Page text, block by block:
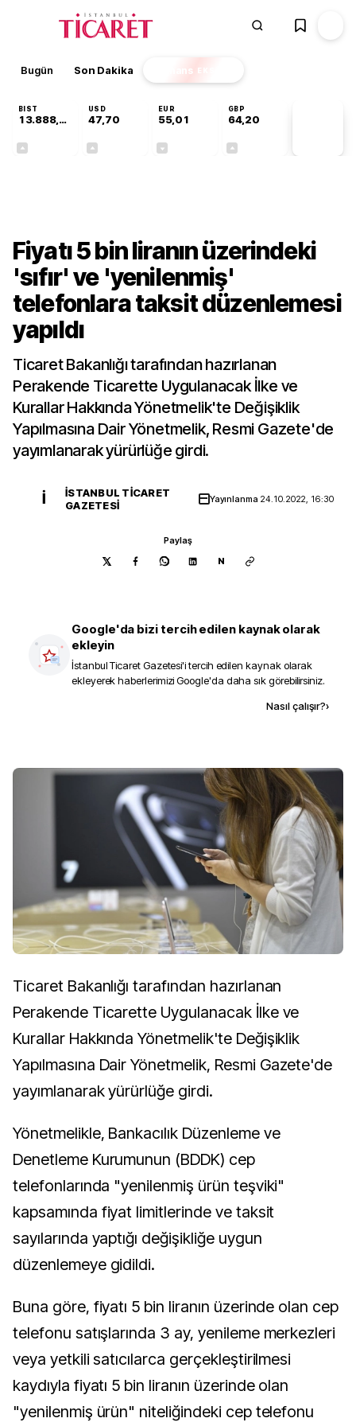
Bugün Son Dakika Finans EKSTRA
BIST
13.888,97
USD
47,70
EUR
55,01
GBP
64,20
Fiyatı 5 bin liranın üzerindeki
'sıfır' ve 'yenilenmiş'
telefonlara taksit düzenlemesi
yapıldı
Ticaret Bakanlığı tarafından hazırlanan
Perakende Ticarette Uygulanacak İlke ve
Kurallar Hakkında Yönetmelik'te Değişiklik
Yapılmasına Dair Yönetmelik, Resmi Gazete'de
yayımlanarak yürürlüğe girdi.
İ
İSTANBUL TICARET
GAZETESI
Yayınlanma 24.10.2022, 16:30
Paylaş
N
Google'da bizi tercih edilen kaynak olarak
ekleyin
İstanbul Ticaret Gazetesi'i tercih edilen kaynak olarak
ekleyerek haberlerimizi Google'da daha sık görebilirsiniz.
Nasıl çalışır?›
Ticaret Bakanlığı tarafından hazırlanan
Perakende Ticarette Uygulanacak İlke ve
Kurallar Hakkında Yönetmelik'te Değişiklik
Yapılmasına Dair Yönetmelik, Resmi Gazete'de
yayımlanarak yürürlüğe girdi.
Yönetmelikle, Bankacılık Düzenleme ve
Denetleme Kurumunun (BDDK) cep
telefonlarında "yenilenmiş ürün teşviki"
kapsamında fiyat limitlerinde ve taksit
sayılarında yaptığı değişikliğe uygun
düzenlemeye gidildi.
Buna göre, fiyatı 5 bin liranın üzerinde olan cep
telefonu satışlarında 3 ay, yenileme merkezleri
veya yetkili satıcılarca gerçekleştirilmesi
kaydıyla fiyatı 5 bin liranın üzerinde olan
"yenilenmiş ürün" niteliğindeki cep telefonu